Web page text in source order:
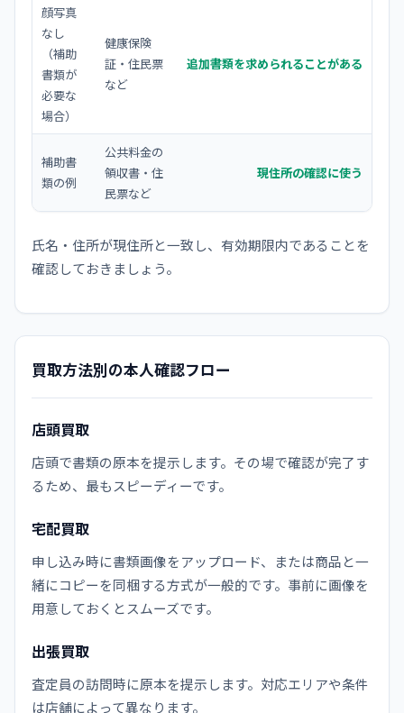
顔写真
なし
（補助
書類が
必要な
場合）
健康保険
証・住民票
など
追加書類を求められることがある
補助書
類の例
公共料金の
領収書・住
民票など
現住所の確認に使う
氏名・住所が現住所と一致し、有効期限内であることを
確認しておきましょう。
買取方法別の本人確認フロー
店頭買取
店頭で書類の原本を提示します。その場で確認が完了す
るため、最もスピーディーです。
宅配買取
申し込み時に書類画像をアップロード、または商品と一
緒にコピーを同梱する方式が一般的です。事前に画像を
用意しておくとスムーズです。
出張買取
査定員の訪問時に原本を提示します。対応エリアや条件
は店舗によって異なります。